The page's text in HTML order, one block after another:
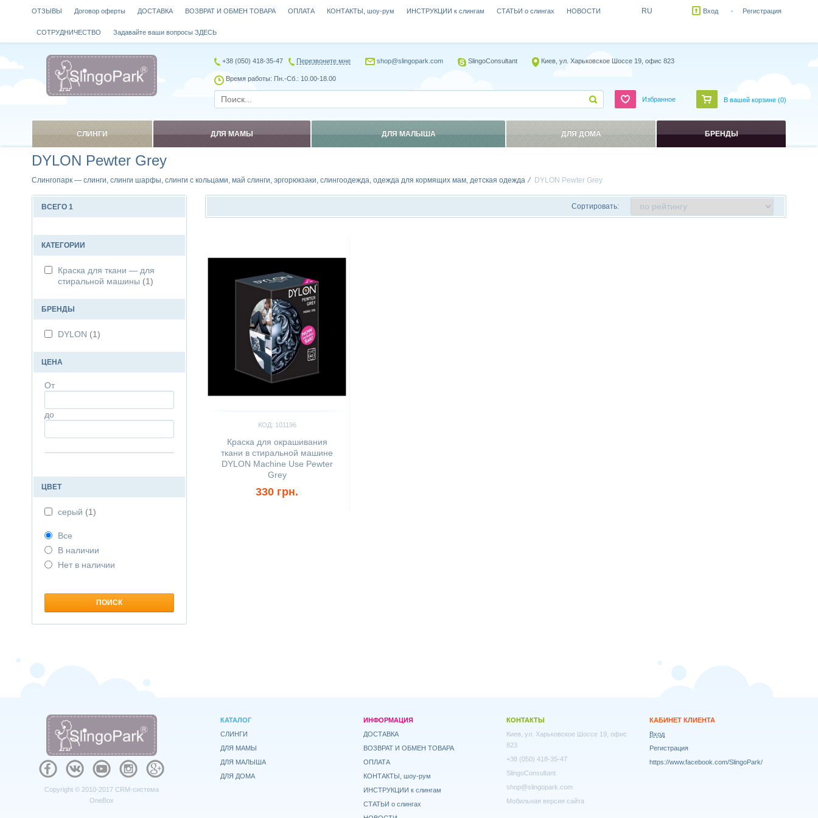
DYLON Pewter Grey
Слингопарк — слинги, слинги шарфы, слинги с кольцами, май слинги, эргорюкзаки, слингоодежда, одежда для кормящих мам, детская одежда DYLON Pewter Grey
ВСЕГО 1
КАТЕГОРИИ
Краска для ткани — для
стиральной машины (1)
БРЕНДЫ
DYLON (1)
ЦЕНА
От
до
ЦВЕТ
серый (1)
Все
В наличии
Нет в наличии
Сортировать:
КОД: 101196
Краска для окрашивания
ткани в стиральной машине
DYLON Machine Use Pewter
Grey
330 грн.
ОТЗЫВЫ Договор оферты ДОСТАВКА ВОЗВРАТ И ОБМЕН ТОВАРА ОПЛАТА КОНТАКТЫ, шоу-рум ИНСТРУКЦИИ к слингам СТАТЬИ о слингах НОВОСТИ
СОТРУДНИЧЕСТВО Задавайте ваши вопросы ЗДЕСЬ
RU Вход Регистрация
+38 (050) 418-35-47 Перезвоните мне shop@slingopark.com SlingoConsultant Киев, ул. Харьковское Шоссе 19, офис 823
Время работы: Пн.-Сб.: 10.00-18.00
Избранное В вашей корзине (0)
СЛИНГИ ДЛЯ МАМЫ ДЛЯ МАЛЫША ДЛЯ ДОМА БРЕНДЫ
Copyright © 2010-2017 CRM-система
OneBox
КАТАЛОГ
СЛИНГИ
ДЛЯ МАМЫ
ДЛЯ МАЛЫША
ДЛЯ ДОМА
ИНФОРМАЦИЯ
ДОСТАВКА
ВОЗВРАТ И ОБМЕН ТОВАРА
ОПЛАТА
КОНТАКТЫ, шоу-рум
ИНСТРУКЦИИ к слингам
СТАТЬИ о слингах
КОНТАКТЫ
Киев, ул. Харьковское Шоссе 19, офис
823
+38 (050) 418-35-47
SlingoConsultant
shop@slingopark.com
Мобильная версия сайта
КАБИНЕТ КЛИЕНТА
Вход
Регистрация
https://www.facebook.com/SlingoPark/